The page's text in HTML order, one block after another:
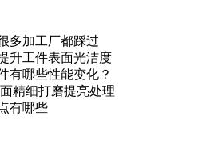
多加工厂都踩过
升工件表面光洁度
有哪些性能变化？
精细打磨提亮处理
有哪些